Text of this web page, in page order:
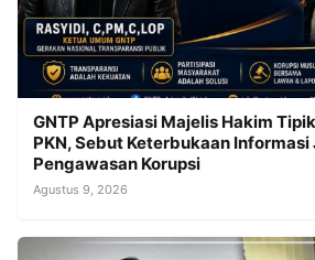
GNTP Apresiasi Majelis Hakim
PKN, Sebut Keterbukaan
Pengawasan Korupsi
Agustus 9, 2026